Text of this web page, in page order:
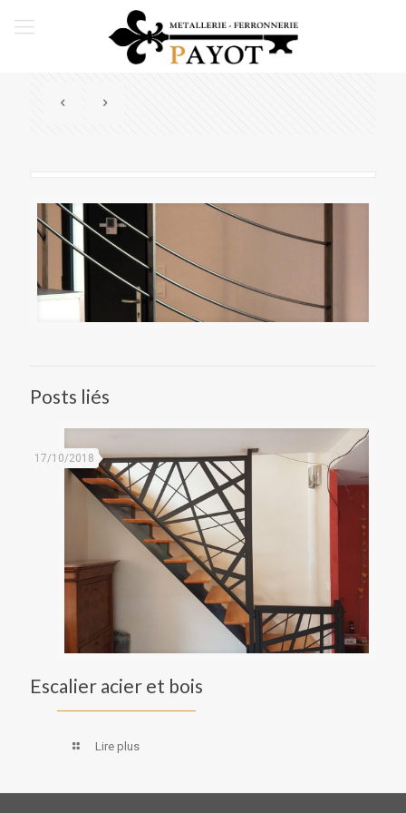
Posts liés
17/10/2018
Escalier acier et bois
Lire plus